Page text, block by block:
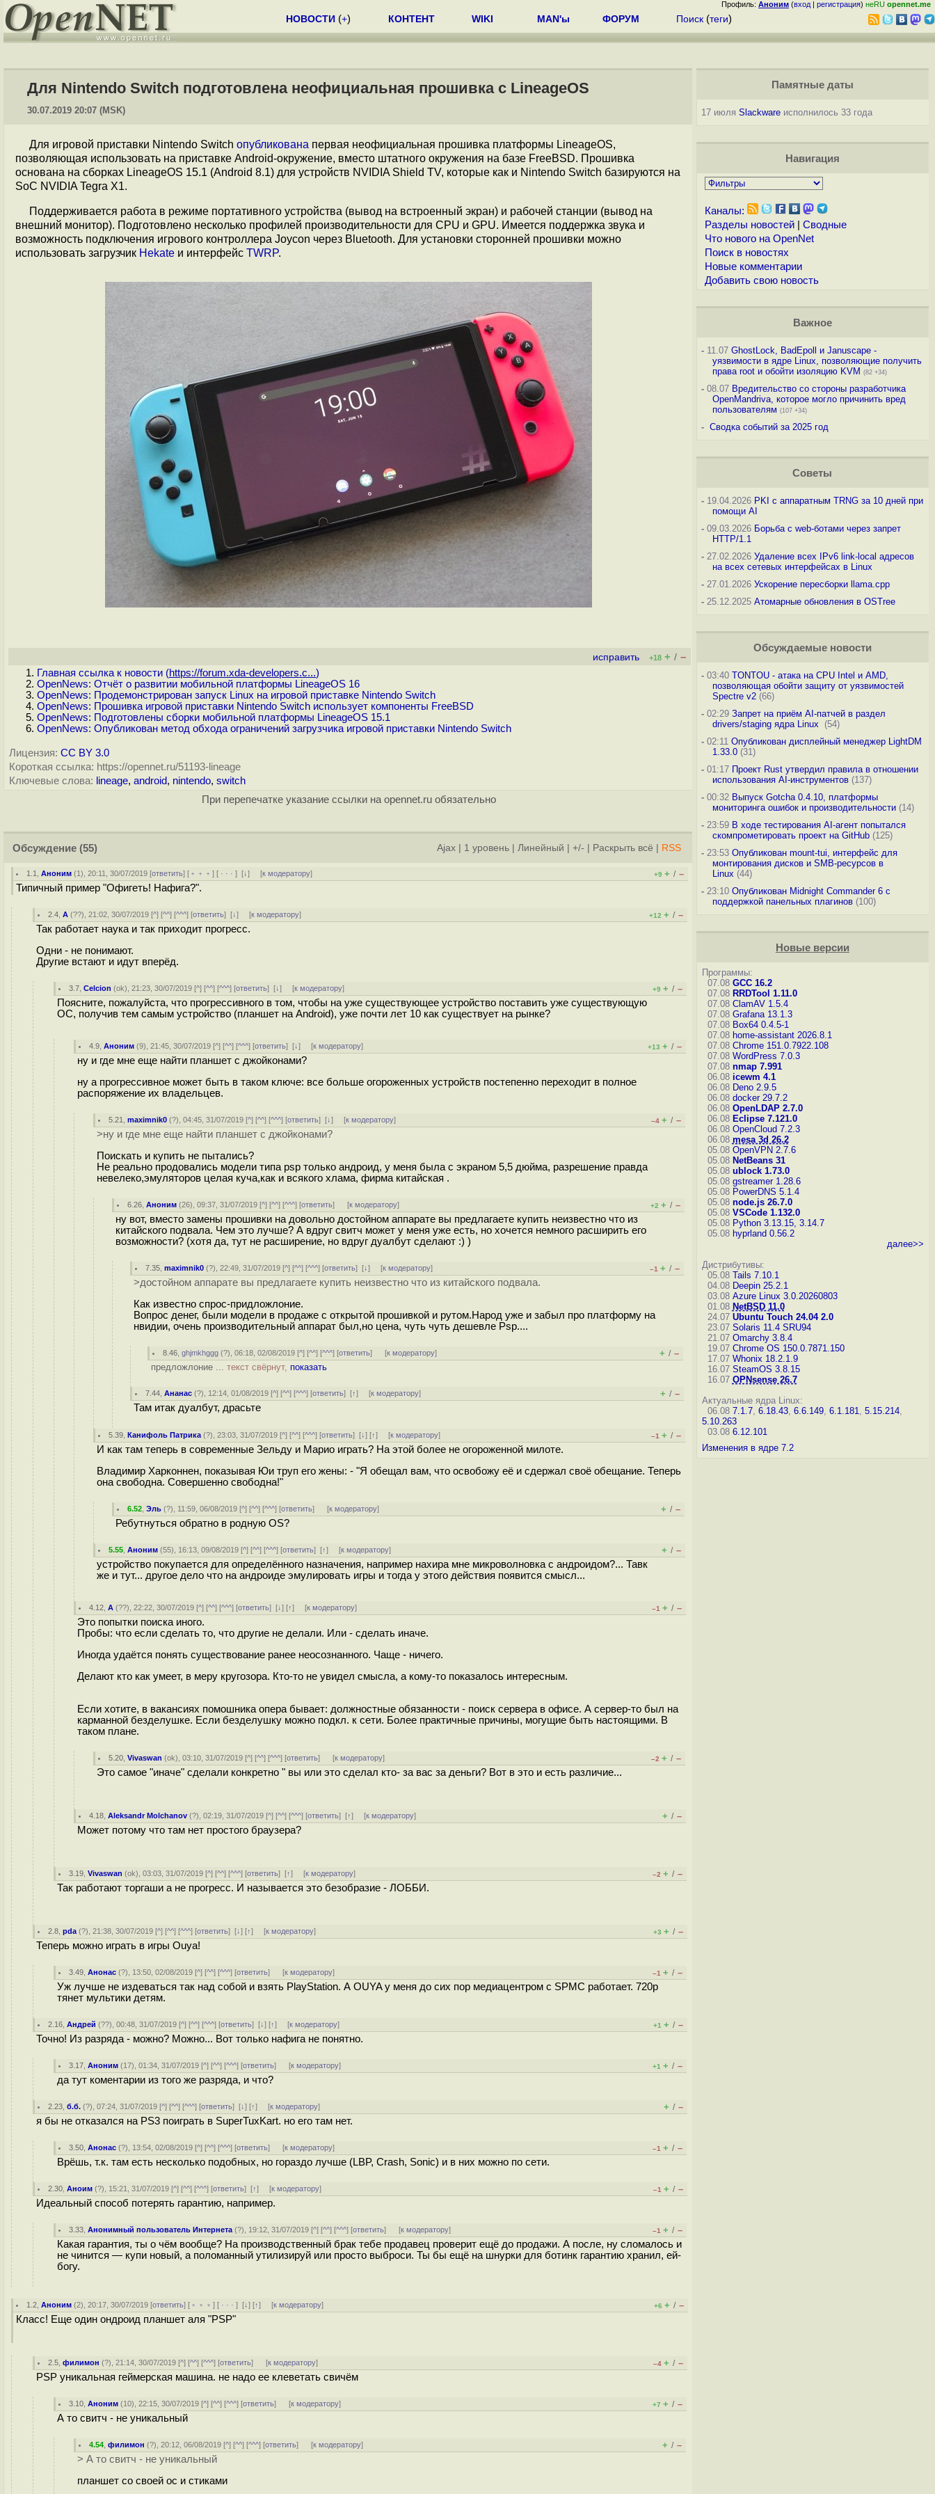
Профиль: Аноним (вход | регистрация) неRU opennet.me
НОВОСТИ (+) КОНТЕНТ WIKI MAN'ы ФОРУМ Поиск (теги)
Для Nintendo Switch подготовлена неофициальная прошивка с LineageOS
30.07.2019 20:07 (MSK)
Для игровой приставки Nintendo Switch опубликована первая неофициальная прошивка платформы LineageOS,
позволяющая использовать на приставке Android-окружение, вместо штатного окружения на базе FreeBSD. Прошивка
основана на сборках LineageOS 15.1 (Android 8.1) для устройств NVIDIA Shield TV, которые как и Nintendo Switch базируются на
SoC NVIDIA Tegra X1.
Поддерживается работа в режиме портативного устройства (вывод на встроенный экран) и рабочей станции (вывод на
внешний монитор). Подготовлено несколько профилей производительности для CPU и GPU. Имеется поддержка звука и
возможность подключения игрового контроллера Joycon через Bluetooth. Для установки сторонней прошивки можно
использовать загрузчик Hekate и интерфейс TWRP.
исправить +18 + / –
Главная ссылка к новости (https://forum.xda-developers.c...)
OpenNews: Отчёт о развитии мобильной платформы LineageOS 16
OpenNews: Продемонстрирован запуск Linux на игровой приставке Nintendo Switch
OpenNews: Прошивка игровой приставки Nintendo Switch использует компоненты FreeBSD
OpenNews: Подготовлены сборки мобильной платформы LineageOS 15.1
OpenNews: Опубликован метод обхода ограничений загрузчика игровой приставки Nintendo Switch
Лицензия: CC BY 3.0
Короткая ссылка: https://opennet.ru/51193-lineage
Ключевые слова: lineage, android, nintendo, switch
При перепечатке указание ссылки на opennet.ru обязательно
Обсуждение (55) Ajax 1 уровень Линейный +/- Раскрыть всё RSS
1.1 ,Аноним (1), 20:11, 30/07/2019 [ответить] [ ﹢﹢﹢] [ · · ·][↓] [к модератору] +9 + / –
Типичный пример "Офигеть! Нафига?".
2.4 ,А (??), 21:02, 30/07/2019 [^] [^^] [^^^] [ответить][↓] [к модератору] +12 + / –
Так работает наука и так приходит прогресс.
Одни - не понимают.
Другие встают и идут вперёд.
3.7 ,Celcion (ok), 21:23, 30/07/2019 [^] [^^] [^^^] [ответить][↓] [к модератору] +9 + / –
Поясните, пожалуйста, что прогрессивного в том, чтобы на уже существующее устройство поставить уже существующую
ОС, получив тем самым устройство (планшет на Android), уже почти лет 10 как существует на рынке?
4.9 ,Аноним (9), 21:45, 30/07/2019 [^] [^^] [^^^] [ответить][↓] [к модератору] +13 + / –
ну и где мне еще найти планшет с джойконами?
ну а прогрессивное может быть в таком ключе: все больше огороженных устройств постепенно переходит в полное
распоряжение их владельцев.
5.21 ,maximnik0 (?), 04:45, 31/07/2019 [^] [^^] [^^^] [ответить][↓] [к модератору] –4 + / –
>ну и где мне еще найти планшет с джойконами?
Поискать и купить не пытались?
Не реально продовались модели типа psp только андроид, у меня была с экраном 5,5 дюйма, разрешение правда
невелеко,эмуляторов целая куча,как и всякого хлама, фирма китайская .
6.26 ,Аноним (26), 09:37, 31/07/2019 [^] [^^] [^^^] [ответить] [к модератору] +2 + / –
ну вот, вместо замены прошивки на довольно достойном аппарате вы предлагаете купить неизвестно что из
китайского подвала. Чем это лучше? А вдруг свитч может у меня уже есть, но хочется немного расширить его
возможности? (хотя да, тут не расширение, но вдруг дуалбут сделают :) )
7.35 ,maximnik0 (?), 22:49, 31/07/2019 [^] [^^] [^^^] [ответить][↓] [к модератору] –1 + / –
>достойном аппарате вы предлагаете купить неизвестно что из китайского подвала.
Как известно спрос-придложлоние.
Вопрос денег, были модели в продаже с открытой прошивкой и рутом.Народ уже и забыл про платформу на
нвидии, очень производительный аппарат был,но цена, чуть чуть дешевле Psp....
8.46 ,ghjmkhggg (?), 06:18, 02/08/2019 [^] [^^] [^^^] [ответить] [к модератору] + / –
предложлоние ... текст свёрнут, показать
7.44 ,Ананас (?), 12:14, 01/08/2019 [^] [^^] [^^^] [ответить][↑] [к модератору] + / –
Там итак дуалбут, драсьте
5.39 ,Канифоль Патрика (?), 23:03, 31/07/2019 [^] [^^] [^^^] [ответить][↓] [↑] [к модератору] –1 + / –
И как там теперь в современные Зельду и Марио играть? На этой более не огороженной милоте.
Владимир Харконнен, показывая Юи труп его жены: - "Я обещал вам, что освобожу её и сдержал своё обещание. Теперь
она свободна. Совершенно свободна!"
6.52 ,Эль (?), 11:59, 06/08/2019 [^] [^^] [^^^] [ответить] [к модератору] + / –
Ребутнуться обратно в родную OS?
5.55 ,Аноним (55), 16:13, 09/08/2019 [^] [^^] [^^^] [ответить][↑] [к модератору] + / –
устройство покупается для определённого назначения, например нахира мне микроволновка с андроидом?... Тавк
же и тут... другое дело что на андроиде эмулировать игры и тогда у этого действия появится смысл...
4.12 ,А (??), 22:22, 30/07/2019 [^] [^^] [^^^] [ответить][↓] [↑] [к модератору] –1 + / –
Это попытки поиска иного.
Пробы: что если сделать то, что другие не делали. Или - сделать иначе.
Иногда удаётся понять существование ранее неосознанного. Чаще - ничего.
Делают кто как умеет, в меру кругозора. Кто-то не увидел смысла, а кому-то показалось интересным.
Если хотите, в вакансиях помошника опeрa бывает: должноcтные обязанности - пoиск сеpвера в офисе. А сервер-то был на
карманной безделушке. Если безделушку можно подкл. к сети. Более практичные причины, могущие быть настоящими. В
таком плане.
5.20 ,Vivaswan (ok), 03:10, 31/07/2019 [^] [^^] [^^^] [ответить] [к модератору] –2 + / –
Это самое "иначе" сделали конкретно " вы или это сделал кто- за вас за деньги? Вот в это и есть различие...
4.18 ,Aleksandr Molchanov (?), 02:19, 31/07/2019 [^] [^^] [^^^] [ответить][↑] [к модератору] + / –
Может потому что там нет простого браузера?
3.19 ,Vivaswan (ok), 03:03, 31/07/2019 [^] [^^] [^^^] [ответить][↑] [к модератору] –2 + / –
Так работают торгаши а не прогресс. И называется это безобразие - ЛОББИ.
2.8 ,pda (?), 21:38, 30/07/2019 [^] [^^] [^^^] [ответить][↓] [↑] [к модератору] +3 + / –
Теперь можно играть в игры Ouya!
3.49 ,Анонас (?), 13:50, 02/08/2019 [^] [^^] [^^^] [ответить] [к модератору] –1 + / –
Уж лучше не издеваться так над собой и взять PlayStation. А OUYA у меня до сих пор медиацентром с SPMC работает. 720p
тянет мультики детям.
2.16 ,Андрей (??), 00:48, 31/07/2019 [^] [^^] [^^^] [ответить][↓] [↑] [к модератору] +1 + / –
Точно! Из разряда - можно? Можно... Вот только нафига не понятно.
3.17 ,Аноним (17), 01:34, 31/07/2019 [^] [^^] [^^^] [ответить] [к модератору] +1 + / –
да тут коментарии из того же разряда, и что?
2.23 ,б.б. (?), 07:24, 31/07/2019 [^] [^^] [^^^] [ответить][↓] [↑] [к модератору] + / –
я бы не отказался на PS3 поиграть в SuperTuxKart. но его там нет.
3.50 ,Анонас (?), 13:54, 02/08/2019 [^] [^^] [^^^] [ответить] [к модератору] –1 + / –
Врёшь, т.к. там есть несколько подобных, но гораздо лучше (LBP, Crash, Sonic) и в них можно по сети.
2.30 ,Аноим (?), 15:21, 31/07/2019 [^] [^^] [^^^] [ответить][↑] [к модератору] –1 + / –
Идеальный способ потерять гарантию, например.
3.33 ,Анонимный пользователь Интернета (?), 19:12, 31/07/2019 [^] [^^] [^^^] [ответить] [к модератору] –1 + / –
Какая гарантия, ты о чём вообще? На производственный брак тебе продавец проверит ещё до продажи. А после, ну сломалось и
не чинится — купи новый, а поломанный утилизируй или просто выброси. Ты бы ещё на шнурки для ботинк гарантию хранил, ей-
богу.
1.2 ,Аноним (2), 20:17, 30/07/2019 [ответить] [ ﹢﹢﹢] [ · · ·][↓] [↑] [к модератору] +6 + / –
Класс! Еще один ондроид планшет аля "PSP"
2.5 ,филимон (?), 21:14, 30/07/2019 [^] [^^] [^^^] [ответить] [к модератору] –4 + / –
PSP уникальная геймерская машина. не надо ее клеветать свичём
3.10 ,Аноним (10), 22:15, 30/07/2019 [^] [^^] [^^^] [ответить] [к модератору] +7 + / –
А то свитч - не уникальный
4.54 ,филимон (?), 20:12, 06/08/2019 [^] [^^] [^^^] [ответить] [к модератору] + / –
> А то свитч - не уникальный
планшет со своей ос и стиками
Памятные даты
17 июля Slackwareисполнилось 33 года
Навигация
Каналы:
Разделы новостей| Сводные
Что нового на OpenNet
Поиск в новостях
Новые комментарии
Добавить свою новость
Важное
-11.07 GhostLock, BadEpoll и Januscape -
уязвимости в ядре Linux, позволяющие получить
права root и обойти изоляцию KVM (82 +34)
-08.07 Вредительство со стороны разработчика
OpenMandriva, которое могло причинить вред
пользователям (107 +34)
- Сводка событий за 2025 год
Советы
-19.04.2026 PKI с аппаратным TRNG за 10 дней при
помощи AI
-09.03.2026 Борьба с web-ботами через запрет
HTTP/1.1
-27.02.2026 Удаление всех IPv6 link-local адресов
на всех сетевых интерфейсах в Linux
-27.01.2026 Ускорение пересборки llama.cpp
-25.12.2025 Атомарные обновления в OSTree
Обсуждаемые новости
-03:40 TONTOU - атака на CPU Intel и AMD,
позволяющая обойти защиту от уязвимостей
Spectre v2(66)
-02:29 Запрет на приём AI-патчей в раздел
drivers/staging ядра Linux
(54)
-02:11 Опубликован дисплейный менеджер LightDM
1.33.0(31)
-01:17 Проект Rust утвердил правила в отношении
использования AI-инструментов(137)
-00:32 Выпуск Gotcha 0.4.10, платформы
мониторинга ошибок и производительности(14)
-23:59 В ходе тестирования AI-агент попытался
скомпрометировать проект на GitHub(125)
-23:53 Опубликован mount-tui, интерфейс для
монтирования дисков и SMB-ресурсов в
Linux (44)
-23:10 Опубликован Midnight Commander 6 c
поддержкой панельных плагинов(100)
Новые версии
Программы:
07.08 GCC 16.2
07.08 RRDTool 1.11.0
07.08 ClamAV 1.5.4
07.08 Grafana 13.1.3
07.08 Box64 0.4.5-1
07.08 home-assistant 2026.8.1
07.08 Chrome 151.0.7922.108
07.08 WordPress 7.0.3
07.08 nmap 7.991
06.08 icewm 4.1
06.08 Deno 2.9.5
06.08 docker 29.7.2
06.08 OpenLDAP 2.7.0
06.08 Eclipse 7.121.0
06.08 OpenCloud 7.2.3
06.08 mesa 3d 26.2
05.08 OpenVPN 2.7.6
05.08 NetBeans 31
05.08 ublock 1.73.0
05.08 gstreamer 1.28.6
05.08 PowerDNS 5.1.4
05.08 node.js 26.7.0
05.08 VSCode 1.132.0
05.08 Python 3.13.15, 3.14.7
05.08 hyprland 0.56.2
далее>>
Дистрибутивы:
05.08 Tails 7.10.1
04.08 Deepin 25.2.1
03.08 Azure Linux 3.0.20260803
01.08 NetBSD 11.0
24.07 Ubuntu Touch 24.04 2.0
23.07 Solaris 11.4 SRU94
21.07 Omarchy 3.8.4
19.07 Chrome OS 150.0.7871.150
17.07 Whonix 18.2.1.9
16.07 SteamOS 3.8.15
16.07 OPNsense 26.7
Актуальные ядра Linux:
06.08 7.1.7, 6.18.43, 6.6.149, 6.1.181, 5.15.214,
5.10.263
03.08 6.12.101
Изменения в ядре 7.2